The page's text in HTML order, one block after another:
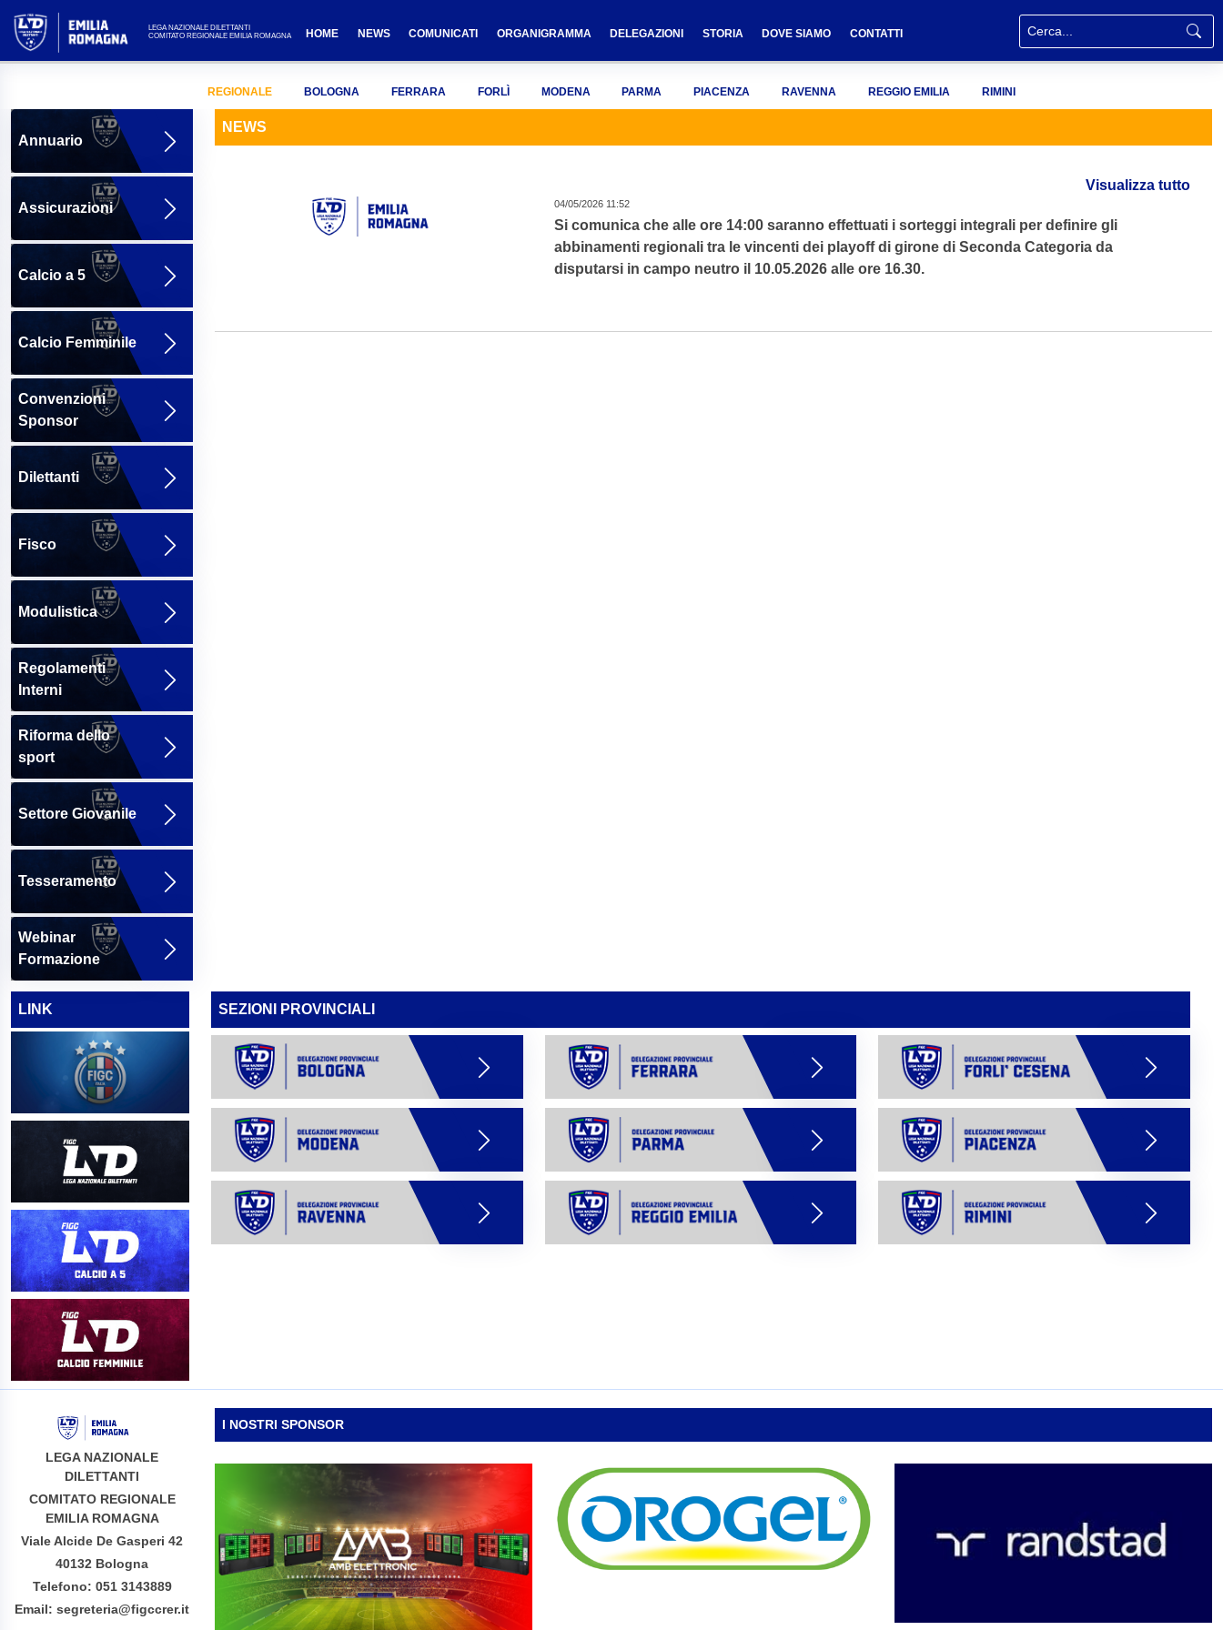
LEGA NAZIONALE DILETTANTI
COMITATO REGIONALE EMILIA ROMAGNA
HOME NEWS COMUNICATI ORGANIGRAMMA DELEGAZIONI STORIA DOVE SIAMO CONTATTI
REGIONALE BOLOGNA FERRARA FORLÌ MODENA PARMA PIACENZA RAVENNA REGGIO EMILIA RIMINI
Annuario
Assicurazioni
Calcio a 5
Calcio Femminile
Convenzioni
Sponsor
Dilettanti
Fisco
Modulistica
Regolamenti
Interni
Riforma dello
sport
Settore Giovanile
Tesseramento
Webinar
Formazione
NEWS
Visualizza tutto
04/05/2026 11:52
Si comunica che alle ore 14:00 saranno effettuati i sorteggi integrali per definire gli
abbinamenti regionali tra le vincenti dei playoff di girone di Seconda Categoria da
disputarsi in campo neutro il 10.05.2026 alle ore 16.30.
LINK SEZIONI PROVINCIALI
LEGA NAZIONALE
DILETTANTI
COMITATO REGIONALE
EMILIA ROMAGNA
Viale Alcide De Gasperi 42
40132 Bologna
Telefono: 051 3143889
Email: segreteria@figccrer.it
I NOSTRI SPONSOR